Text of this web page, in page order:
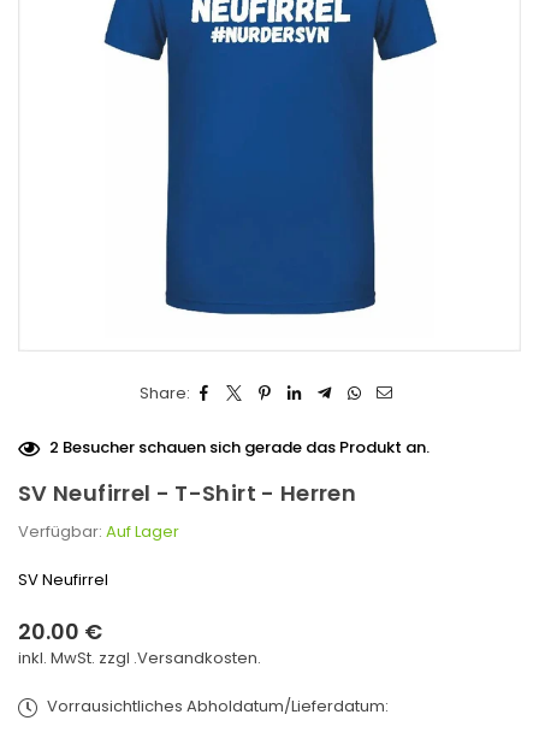
Share:
2 Besucher schauen sich gerade das Produkt an.
SV Neufirrel - T-Shirt - Herren
Verfügbar: Auf Lager
SV Neufirrel
Normaler
Preis
20.00 €
inkl. MwSt. zzgl .Versandkosten.
Vorrausichtliches Abholdatum/Lieferdatum: